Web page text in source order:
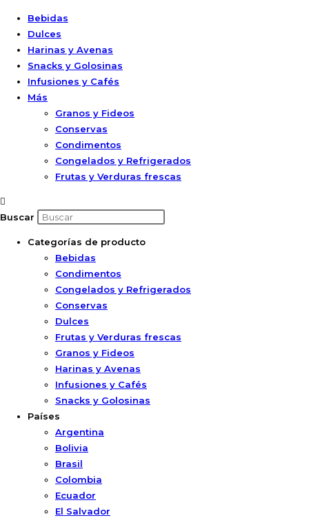
Bebidas
Dulces
Harinas y Avenas
Snacks y Golosinas
Infusiones y Cafés
Más
Granos y Fideos
Conservas
Condimentos
Congelados y Refrigerados
Frutas y Verduras frescas
Buscar
Categorías de producto
Bebidas
Condimentos
Congelados y Refrigerados
Conservas
Dulces
Frutas y Verduras frescas
Granos y Fideos
Harinas y Avenas
Infusiones y Cafés
Snacks y Golosinas
Países
Argentina
Bolivia
Brasil
Colombia
Ecuador
El Salvador